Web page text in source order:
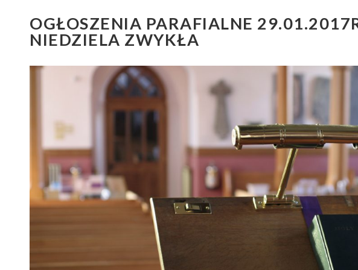
OGŁOSZENIA PARAFIALNE
NIEDZIELA ZWYKŁA